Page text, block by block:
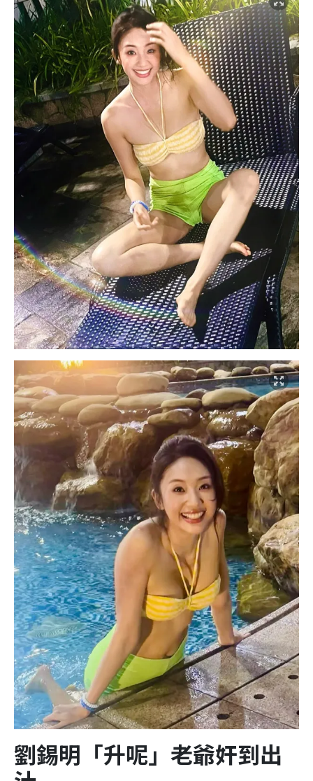
劉錫明「升呢」老爺奸到出